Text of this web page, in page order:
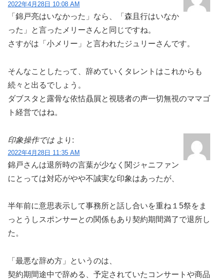
2022年4月28日 10:08 AM
「錦戸亮はいなかった」なら、「森且行はいなか
った」と言ったメリーさんと同じですね。
さすがは「小メリー」と言われたジュリーさんです。
そんなことしたって、辞めていくタレントはこれからも
続々と出るでしょう。
ダブスタと露骨な依怙贔屓と視聴者の声一切無視のママゴ
ト経営ではね。
印象操作では より:
2022年4月28日 11:35 AM
錦戸さんは退所時の言葉が少なく関ジャニファン
にとっては対応がやや不誠実な印象はあったが、
半年前に意思表示して事務所と話し合いを重ね１5祭をま
っとうしスポンサーとの関係もあり契約期間満了で退所し
た。
「最悪な辞め方」というのは、
契約期間途中で辞める、予定されていたコンサートや商品